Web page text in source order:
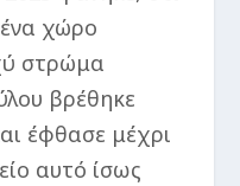
χώρο
στρώμα
βρέθηκε
έφθασε μέχρι
αυτό ίσως